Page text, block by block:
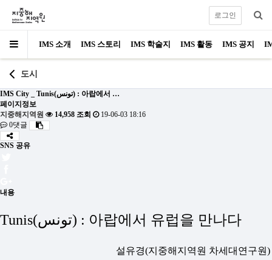
IMS 소개 IMS 스토리 IMS 학술지 IMS 활동 IMS 공지
로그인
도시
IMS City _ Tunis(تونس) : 아랍에서 …
페이지정보
지중해지역원
14,958 조회
19-06-03 18:16
0댓글
SNS 공유
내용
Tunis(تونس) : 아랍에서 유럽을 만나다
설유경(지중해지역원 차세대연구원)